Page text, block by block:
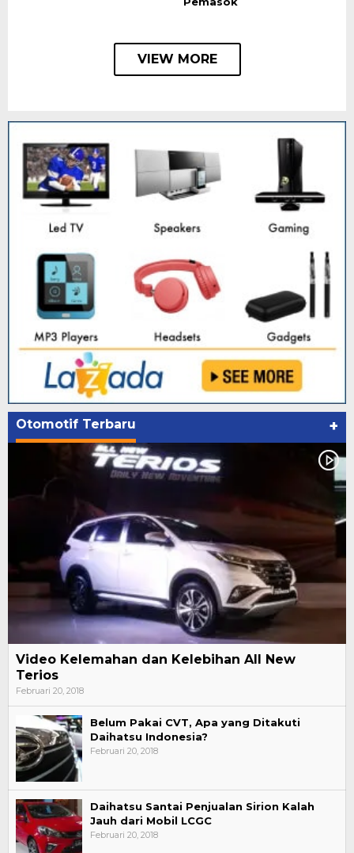
VIEW MORE
Otomotif Terbaru +
Video Kelemahan dan Kelebihan All New
Terios
Februari 20, 2018
Belum Pakai CVT, Apa yang Ditakuti
Daihatsu Indonesia?
Februari 20, 2018
Daihatsu Santai Penjualan Sirion Kalah
Jauh dari Mobil LCGC
Februari 20, 2018